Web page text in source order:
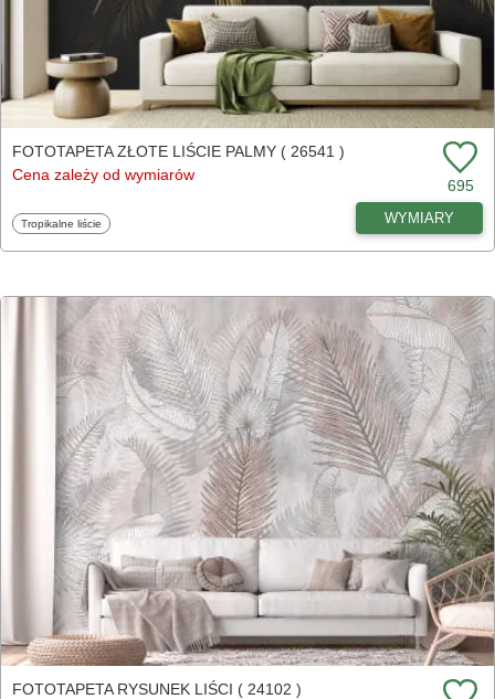
FOTOTAPETA ZŁOTE LIŚCIE PALMY ( 26541 )
Cena zależy od wymiarów
695
Fototapety
Tropikalne liście WYMIARY
FOTOTAPETA RYSUNEK LIŚCI ( 24102 )